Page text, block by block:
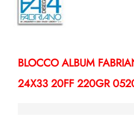
BLOCCO ALBUM
24X33 20FF 220GR